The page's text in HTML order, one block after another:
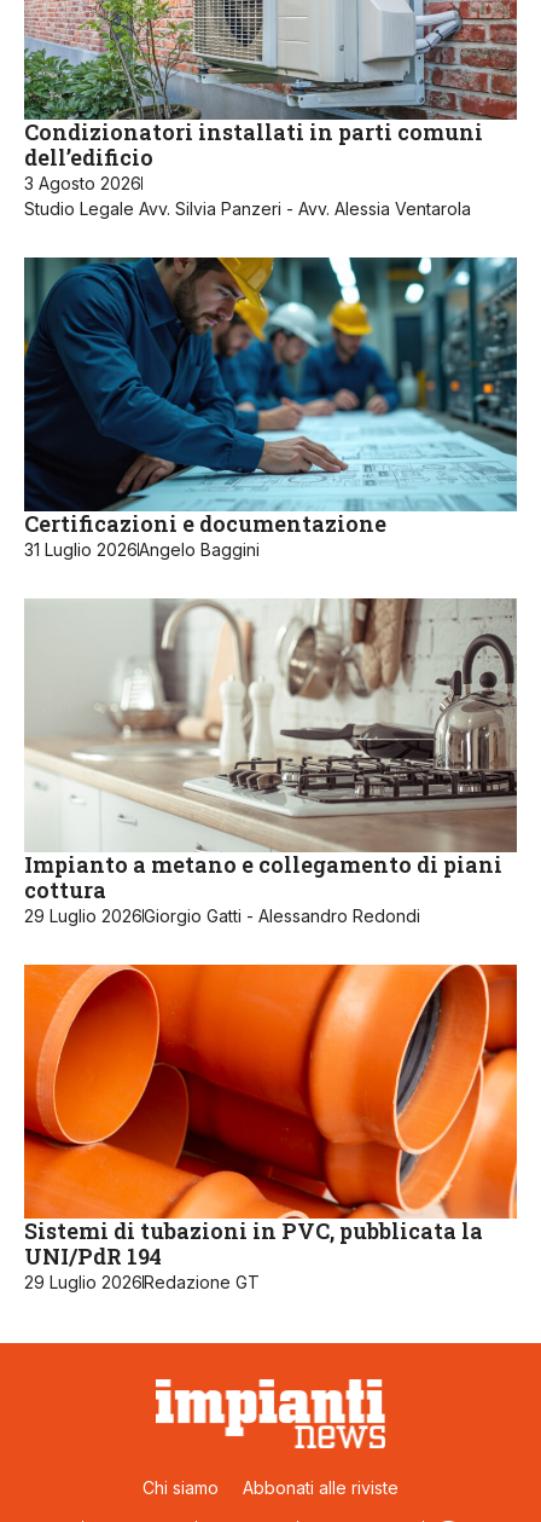
Condizionatori installati in parti comuni
dell’edificio
3 Agosto 2026
Studio Legale Avv. Silvia Panzeri - Avv. Alessia Ventarola
Certificazioni e documentazione
31 Luglio 2026Angelo Baggini
Impianto a metano e collegamento di piani
cottura
29 Luglio 2026Giorgio Gatti - Alessandro Redondi
Sistemi di tubazioni in PVC, pubblicata la
UNI/PdR 194
29 Luglio 2026Redazione GT
Chi siamo Abbonati alle riviste